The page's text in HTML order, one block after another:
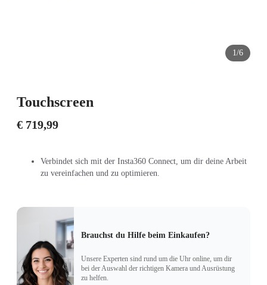
1/6
Touchscreen
€ 719,99
Verbindet sich mit der Insta360 Connect, um dir deine Arbeit
zu vereinfachen und zu optimieren.
Brauchst du Hilfe beim Einkaufen?
Unsere Experten sind rund um die Uhr online, um dir
bei der Auswahl der richtigen Kamera und Ausrüstung
zu helfen.